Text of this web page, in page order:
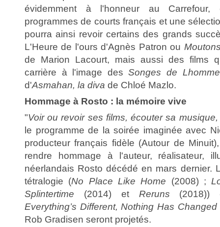
évidemment à l'honneur au Carrefour,
programmes de courts français et une
pourra ainsi revoir certains des grands
L'Heure de l'ours d'Agnès Patron ou
de Marion Lacourt, mais aussi des films
carrière à l'image desSonges de Lhomme
d'Asmahan, la diva de Chloé Mazlo.
Hommage à Rosto : la mémoire vive
"Voir ou revoir ses films, écouter sa
le programme de la soirée imaginée avec
producteur français fidèle (Autour de
rendre hommage à l'auteur, réalisateur,
néerlandais Rosto décédé en mars dernier.
tétralogie (No Place Like Home (2008) ;
Splintertime (2014) et Reruns (2018))
Everything’s Different, Nothing Has Changed
Rob Gradisen seront projetés.